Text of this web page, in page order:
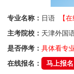
专业名称： 日语 【
主考院校： 天津外国
是否停考：具体看专
在线报名：
马上报